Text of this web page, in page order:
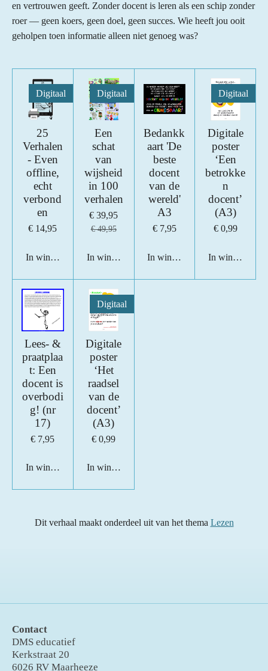
en vertrouwen geeft. Zonder docent is leren als een schip zonder
roer — geen koers, geen doel, geen succes. Wie heeft jou ooit
geholpen toen informatie alleen niet genoeg was?
Digitaal
25
Verhalen
- Even
offline,
echt
verbond
en
€ 14,95
In winkelwagen
Digitaal
Een
schat
van
wijsheid
in 100
verhalen
€ 39,95
€ 49,95
In winkelwagen
Bedankk
aart 'De
beste
docent
van de
wereld'
A3
€ 7,95
In winkelwagen
Digitaal
Digitale
poster
‘Een
betrokke
n
docent’
(A3)
€ 0,99
In
Lees- &
praatplaa
t: Een
docent is
overbodi
g! (nr
17)
€ 7,95
In winkelwagen
Digitaal
Digitale
poster
‘Het
raadsel
van de
docent’
(A3)
€ 0,99
In winkelwagen
Dit verhaal maakt onderdeel uit van het thema Lezen
Contact
DMS educatief
Kerkstraat 20
6026 RV Maarheeze